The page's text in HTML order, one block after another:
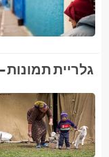
גלריית תמונות